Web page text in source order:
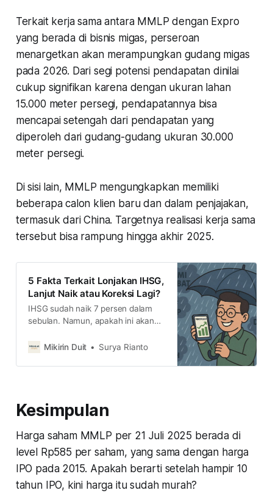
Terkait kerja sama antara MMLP dengan Expro
yang berada di bisnis migas, perseroan
menargetkan akan merampungkan gudang migas
pada 2026. Dari segi potensi pendapatan dinilai
cukup signifikan karena dengan ukuran lahan
15.000 meter persegi, pendapatannya bisa
mencapai setengah dari pendapatan yang
diperoleh dari gudang-gudang ukuran 30.000
meter persegi.
Di sisi lain, MMLP mengungkapkan memiliki
beberapa calon klien baru dan dalam penjajakan,
termasuk dari China. Targetnya realisasi kerja sama
tersebut bisa rampung hingga akhir 2025.
5 Fakta Terkait Lonjakan IHSG,
Lanjut Naik atau Koreksi Lagi?
IHSG sudah naik 7 persen dalam
sebulan. Namun, apakah ini akan
naik atau ada risiko yang
sini
Mikirin Duit Surya Rianto
Kesimpulan
Harga saham MMLP per 21 Juli 2025 berada di
level Rp585 per saham, yang sama dengan harga
IPO pada 2015. Apakah berarti setelah hampir 10
tahun IPO, kini harga itu sudah murah?